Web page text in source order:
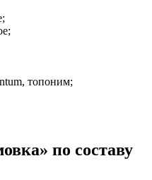
топоним;
по составу